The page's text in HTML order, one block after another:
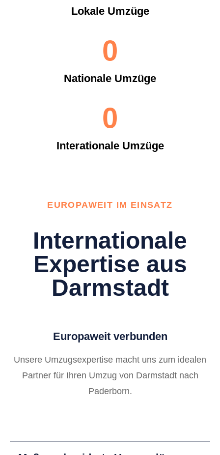
Lokale Umzüge
Nationale Umzüge
0
Interationale Umzüge
0
EUROPAWEIT IM EINSATZ
Internationale
Expertise aus
Darmstadt
Europaweit verbunden
Unsere Umzugsexpertise macht uns zum idealen
Partner für Ihren Umzug von Darmstadt nach
Paderborn.